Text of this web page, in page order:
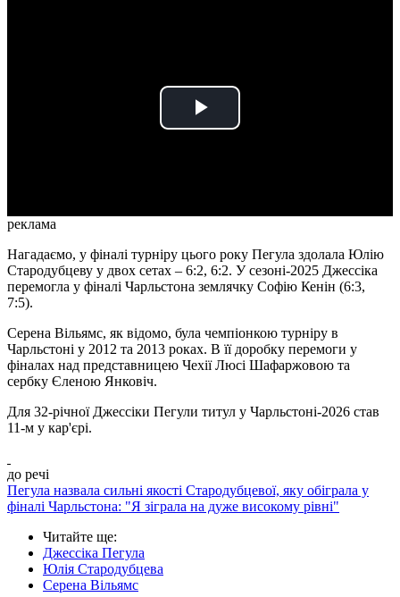
Play
реклама
Нагадаємо, у фіналі турніру цього року Пегула здолала Юлію
Стародубцеву у двох сетах – 6:2, 6:2. У сезоні-2025 Джессіка
перемогла у фіналі Чарльстона землячку Софію Кенін (6:3,
7:5).
Серена Вільямс, як відомо, була чемпіонкою турніру в
Чарльстоні у 2012 та 2013 роках. В її доробку перемоги у
фіналах над представницею Чехії Люсі Шафаржовою та
сербку Єленою Янковіч.
Для 32-річної Джессіки Пегули титул у Чарльстоні-2026 став
11-м у кар'єрі.
до речі
Пегула назвала сильні якості Стародубцевої, яку обіграла у
фіналі Чарльстона: "Я зіграла на дуже високому рівні"
Читайте ще:
Джессіка Пегула
Юлія Стародубцева
Серена Вільямс